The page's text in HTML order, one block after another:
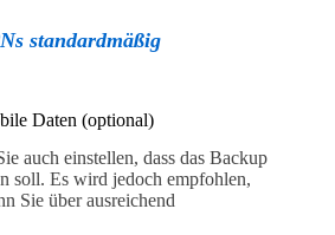
standardmäßig
Daten (optional)
auch einstellen, dass das Backup
soll. Es wird jedoch empfohlen,
Sie über ausreichend